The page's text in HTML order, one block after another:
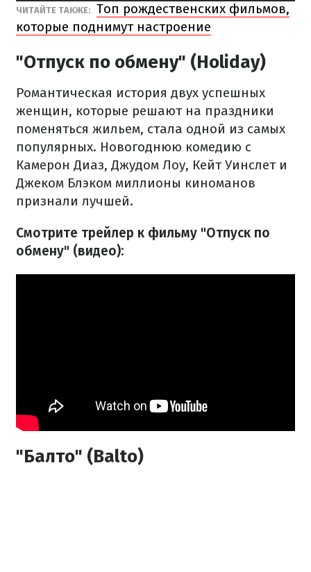
ЧИТАЙТЕ ТАКЖЕ: Топ рождественских фильмов,
которые поднимут настроение
"Отпуск по обмену" (Holiday)
Романтическая история двух успешных
женщин, которые решают на праздники
поменяться жильем, стала одной из самых
популярных. Новогоднюю комедию с
Камерон Диаз, Джудом Лоу, Кейт Уинслет и
Джеком Блэком миллионы киноманов
признали лучшей.
Смотрите трейлер к фильму "Отпуск по
обмену" (видео):
"Балто" (Balto)